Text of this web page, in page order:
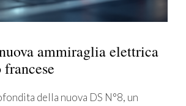
ammiraglia elettrica
della nuova DS N°8, un